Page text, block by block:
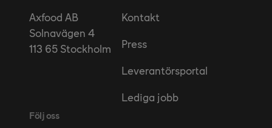
Axfood AB
Solnavägen 4
113 65 Stockholm
Kontakt
Press
Leverantörsportal
Lediga jobb
Följ oss